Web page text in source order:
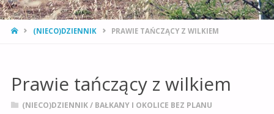
STRONA
(NIECO)DZIENNIK PRAWIE TAŃCZĄCY Z WILKIEM
Prawie tańczący z wilkiem
(NIECO)DZIENNIK/ BAŁKANY I OKOLICE BEZ PLANU